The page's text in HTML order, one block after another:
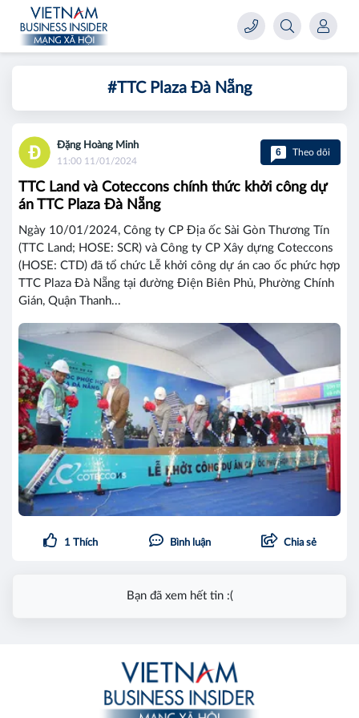
#TTC Plaza Đà Nẵng
Đặng Hoàng Minh
11:00 11/01/2024
6 Theo dõi
TTC Land và Coteccons chính thức khởi công dự
án TTC Plaza Đà Nẵng
Ngày 10/01/2024, Công ty CP Địa ốc Sài Gòn Thương Tín
(TTC Land; HOSE: SCR) và Công ty CP Xây dựng Coteccons
(HOSE: CTD) đã tổ chức Lễ khởi công dự án cao ốc phức hợp
TTC Plaza Đà Nẵng tại đường Điện Biên Phủ, Phường Chính
Gián, Quận Thanh...
1 Thích Bình luận Chia sẻ
Bạn đã xem hết tin :(